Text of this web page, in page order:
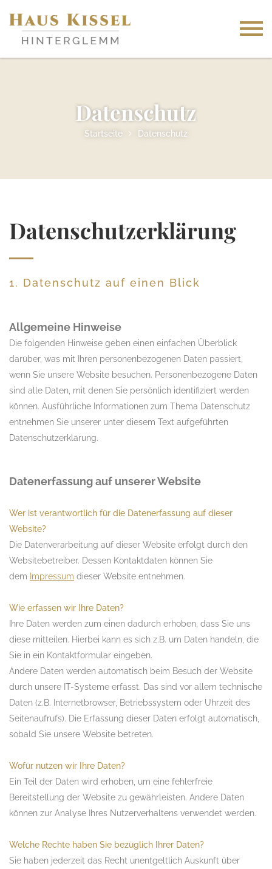
Datenschutz
Startseite Datenschutz
Datenschutzerklärung
1. Datenschutz auf einen Blick
Allgemeine Hinweise
Die folgenden Hinweise geben einen einfachen Überblick
darüber, was mit Ihren personenbezogenen Daten passiert,
wenn Sie unsere Website besuchen. Personenbezogene Daten
sind alle Daten, mit denen Sie persönlich identifiziert werden
können. Ausführliche Informationen zum Thema Datenschutz
entnehmen Sie unserer unter diesem Text aufgeführten
Datenschutzerklärung.
Datenerfassung auf unserer Website
Wer ist verantwortlich für die Datenerfassung auf dieser
Website?
Die Datenverarbeitung auf dieser Website erfolgt durch den
Websitebetreiber. Dessen Kontaktdaten können Sie
dem Impressum dieser Website entnehmen.
Wie erfassen wir Ihre Daten?
Ihre Daten werden zum einen dadurch erhoben, dass Sie uns
diese mitteilen. Hierbei kann es sich z.B. um Daten handeln, die
Sie in ein Kontaktformular eingeben.
Andere Daten werden automatisch beim Besuch der Website
durch unsere IT-Systeme erfasst. Das sind vor allem technische
Daten (z.B. Internetbrowser, Betriebssystem oder Uhrzeit des
Seitenaufrufs). Die Erfassung dieser Daten erfolgt automatisch,
sobald Sie unsere Website betreten.
Wofür nutzen wir Ihre Daten?
Ein Teil der Daten wird erhoben, um eine fehlerfreie
Bereitstellung der Website zu gewährleisten. Andere Daten
können zur Analyse Ihres Nutzerverhaltens verwendet werden.
Welche Rechte haben Sie bezüglich Ihrer Daten?
Sie haben jederzeit das Recht unentgeltlich Auskunft über